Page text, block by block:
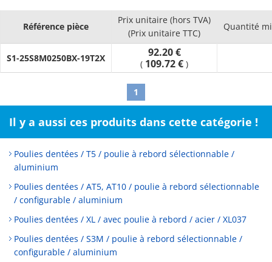
Référence pièce
Prix unitaire (hors TVA)
(Prix unitaire TTC)
Quantité
S1-25S8M0250BX-19T2X 92.20 €
( 109.72 € )
1
Il y a aussi ces produits dans cette catégorie !
Poulies dentées / T5 / poulie à rebord sélectionnable /
aluminium
Poulies dentées / AT5, AT10 / poulie à rebord sélectionnable
/ configurable / aluminium
Poulies dentées / XL / avec poulie à rebord / acier / XL037
Poulies dentées / S3M / poulie à rebord sélectionnable /
configurable / aluminium